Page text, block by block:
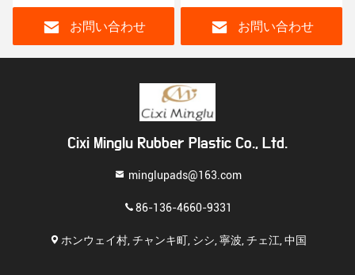
ト
お問い合わせ
ト・トレーニング・パッ
お問い合わせ
Cixi Minglu Rubber Plastic Co., Ltd.
minglupads@163.com
86-136-4660-9331
ホンウェイ村, チャンキ町, シシ, 寧波, チェ江, 中国